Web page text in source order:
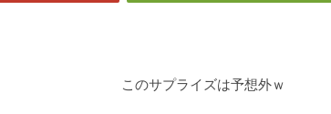
て
このサプライズは予想外ｗ